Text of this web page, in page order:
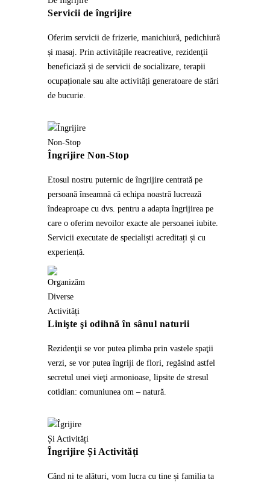
Servicii de îngrijire
Oferim servicii de frizerie, manichiură, pedichiură
și masaj. Prin activitățile reacreative, rezidenții
beneficiază și de servicii de socializare, terapii
ocupaționale sau alte activități generatoare de stări
de bucurie.
Îngrijire Non-Stop
Etosul nostru puternic de îngrijire centrată pe
persoană înseamnă că echipa noastră lucrează
îndeaproape cu dvs. pentru a adapta îngrijirea pe
care o oferim nevoilor exacte ale persoanei iubite.
Servicii executate de specialiști acreditați și cu
experiență.
Linişte şi odihnă în sânul naturii
Rezidenţii se vor putea plimba prin vastele spaţii
verzi, se vor putea îngriji de flori, regăsind astfel
secretul unei vieţi armonioase, lipsite de stresul
cotidian: comuniunea om – natură.
Îngrijire Și Activități
Când ni te alături, vom lucra cu tine și familia ta